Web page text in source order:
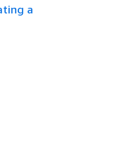
a